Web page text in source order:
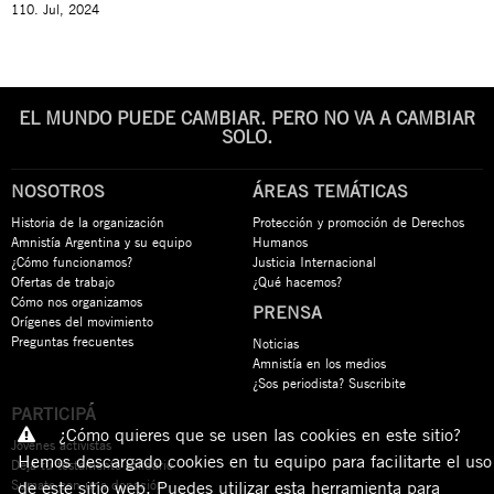
110. Jul, 2024
EL MUNDO PUEDE CAMBIAR. PERO NO VA A CAMBIAR
SOLO.
NOSOTROS
Historia de la organización
Amnistía Argentina y su equipo
¿Cómo funcionamos?
Ofertas de trabajo
Cómo nos organizamos
Orígenes del movimiento
Preguntas frecuentes
ÁREAS TEMÁTICAS
Protección y promoción de Derechos
Humanos
Justicia Internacional
¿Qué hacemos?
PRENSA
Noticias
Amnistía en los medios
¿Sos periodista? Suscribite
PARTICIPÁ
Jóvenes activistas
Dejá tu testamento solidario
Sumate con una donación
¿Cómo quieres que se usen las cookies en este sitio?
Hemos descargado cookies en tu equipo para facilitarte el uso
de este sitio web. Puedes utilizar esta herramienta para